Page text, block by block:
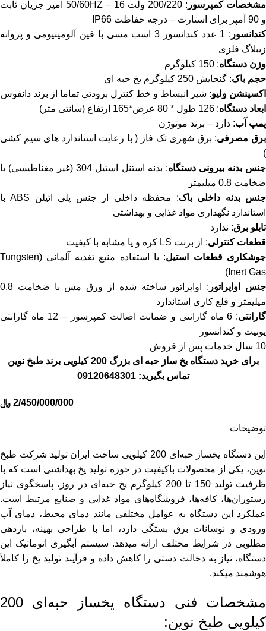
مشخصات کمپرسور
: 200/220 ولت 50/60HZ – 16 آمپر جریان ثابت
و 90 آمپر برای استارت – درجه حفاظت IP66
کندانسور
: 1 عدد کندانسور 3 اسب مسی با فین آلومینیومی و پروانه
زیبلاگ فلزی
وزن دستگاه: 150 کیلوگرم
حجم باک: گنجایش 250 کیلوگرم یخ حبه ای
اکسپنشن ولیو: شیر انبساط و خط کنترل برودتی تماما از برند دانفوس
ابعاد دستگاه: 126 طول * 80 عرض*165 ارتفاع (سانتی متر)
پمپ آب: دارد – برند موتوژن
برق مصرفی: برق شهری تک فاز ( با رعایت استاندارد های سیم کشی
)
جنس بدنه بیرونی دستگاه
: بدنه استنل استیل 304 (غیر مغناطیسی) با
ضخامت 0.8 میلیمتر
جنس بدنه داخلی باک
: محفظه داخلی از جنس پلی اتیلن ABS با
استاندارد نگهداری مواد غذایی و بهداشتی
تابلو برق: ندارد
قطعات کنترلی: از برنت LS کره و یا مشابه با کیفیت
جوشکاری قطعات استیل
: با استفاده منبع تغذیه آلمانی (Tungsten
Inert Gas)
جنس اواپراتور
: اواپراتور ساخته شده از ورق مس با ضخامت 0.8
میلیمتر و قلع کاری استاندارد
گارانتی
: 6 ماه گارانتی و ضمانت اصالت کمپرسور – 12 ماه گارانتی
یونیت و کندانسور
10 سال خدمات پس از فروش
برای خرید دستگاه یخ ساز حبه ای بزرگ 200 کیلویی برند طبخ نوین
تماس بگیرید:09120648301
2/450/000/000 ﷼
توضیحات
این دستگاه یخساز حبه‌ای 200 کیلویی ساخت ایران تولید شرکت طبخ
نوین، یکی از محصولات باکیفیت در حوزه تولید یخ بهداشتی است که با
ظرفیت تولید 150 تا 200 کیلوگرم یخ حبه‌ای در روز، پاسخگوی نیاز
رستوران‌ها، کافه‌ها، فروشگاه‌های مواد غذایی و صنایع مرتبط است.
عملکرد این دستگاه به عوامل مختلفی مانند دمای محیط، دمای آب
ورودی و نوسانات برق بستگی دارد، اما با طراحی بهینه، بازدهی
مطلوبی در شرایط مختلف ارائه میدهد. سیستم آبگیری اتوماتیک این
دستگاه، نیاز به دخالت دستی را کاهش داده و فرآیند تولید یخ را کاملاً
هوشمند میکند.
مشخصات فنی دستگاه یخساز حبه‌ای 200
کیلویی طبخ نوین: